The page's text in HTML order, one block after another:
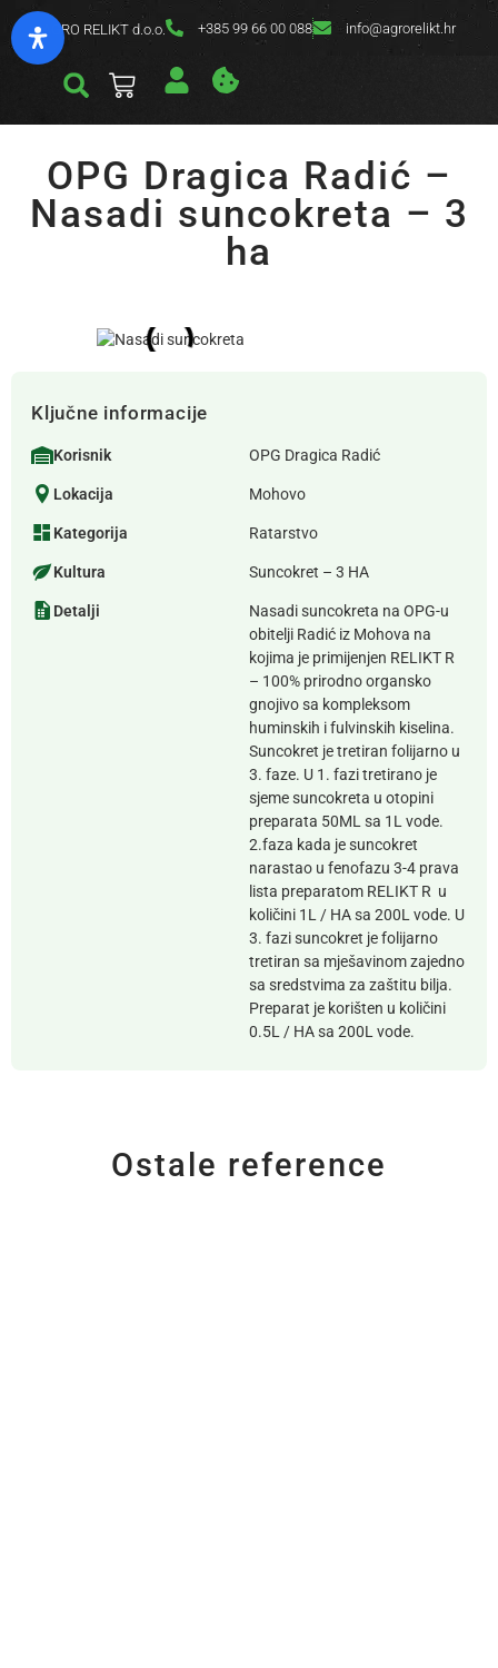
AGRO RELIKT d.o.o. +385 99 66 00 088 info@agrorelikt.hr
OPG Dragica Radić –
Nasadi suncokreta – 3
ha
Ključne informacije
Korisnik OPG Dragica Radić
Lokacija Mohovo
Kategorija Ratarstvo
Kultura Suncokret – 3 HA
Detalji
Nasadi suncokreta na OPG-u
obitelji Radić iz Mohova na
kojima je primijenjen RELIKT R
– 100% prirodno organsko
gnojivo sa kompleksom
huminskih i fulvinskih kiselina.
Suncokret je tretiran folijarno u
3. faze. U 1. fazi tretirano je
sjeme suncokreta u otopini
preparata 50ML sa 1L vode.
2.faza kada je suncokret
narastao u fenofazu 3-4 prava
lista preparatom RELIKT R u
količini 1L / HA sa 200L vode. U
3. fazi suncokret je folijarno
tretiran sa mješavinom zajedno
sa sredstvima za zaštitu bilja.
Preparat je korišten u količini
0.5L / HA sa 200L vode.
Ostale reference